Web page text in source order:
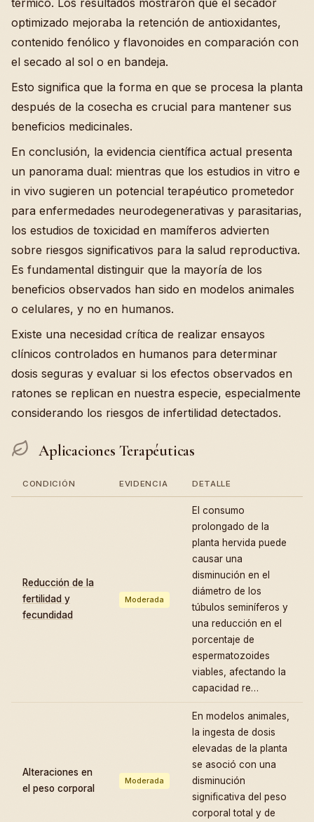
térmico. Los resultados mostraron que el secador
optimizado mejoraba la retención de antioxidantes,
contenido fenólico y flavonoides en comparación con
el secado al sol o en bandeja.
Esto significa que la forma en que se procesa la planta
después de la cosecha es crucial para mantener sus
beneficios medicinales.
En conclusión, la evidencia científica actual presenta
un panorama dual: mientras que los estudios in vitro e
in vivo sugieren un potencial terapéutico prometedor
para enfermedades neurodegenerativas y parasitarias,
los estudios de toxicidad en mamíferos advierten
sobre riesgos significativos para la salud reproductiva.
Es fundamental distinguir que la mayoría de los
beneficios observados han sido en modelos animales
o celulares, y no en humanos.
Existe una necesidad crítica de realizar ensayos
clínicos controlados en humanos para determinar
dosis seguras y evaluar si los efectos observados en
ratones se replican en nuestra especie, especialmente
considerando los riesgos de infertilidad detectados.
Aplicaciones Terapéuticas
CONDICIÓN EVIDENCIA DETALLE
Reducción de la
fertilidad y
fecundidad
Moderada
El consumo
prolongado de la
planta hervida puede
causar una
disminución en el
diámetro de los
túbulos seminíferos y
una reducción en el
porcentaje de
espermatozoides
viables, afectando la
capacidad re…
Alteraciones en
el peso corporal
Moderada
En modelos animales,
la ingesta de dosis
elevadas de la planta
se asoció con una
disminución
significativa del peso
corporal total y de